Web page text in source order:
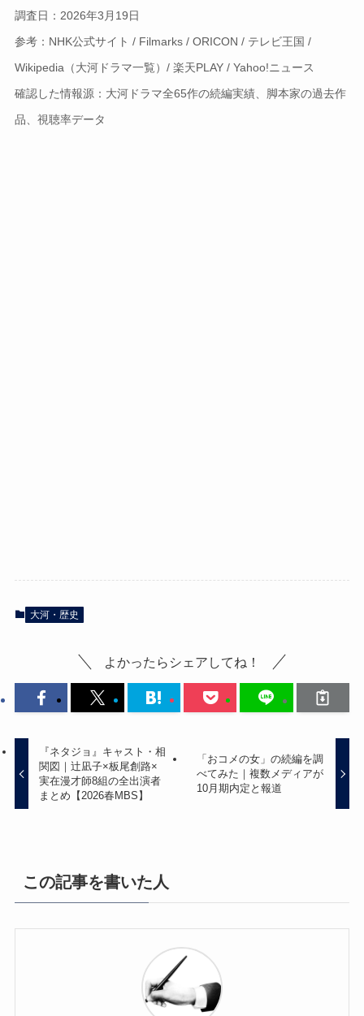
調査日：2026年3月19日
参考：NHK公式サイト / Filmarks / ORICON / テレビ王国 /
Wikipedia（大河ドラマ一覧）/ 楽天PLAY / Yahoo!ニュース
確認した情報源：大河ドラマ全65作の続編実績、脚本家の過去作
品、視聴率データ
大河・歴史
よかったらシェアしてね！
『ネタジョ』キャスト・相
関図｜辻凪子×板尾創路×
実在漫才師8組の全出演者
まとめ【2026春MBS】
「おコメの女」の続編を調
べてみた｜複数メディアが
10月期内定と報道
この記事を書いた人